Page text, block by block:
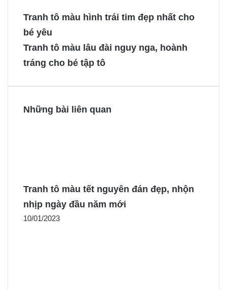
o
o
k
r
e
s
n
g
e
s
g
e
Tranh tô màu hình trái tim đẹp nhất cho
bé yêu
Tranh tô màu lâu đài nguy nga, hoành
tráng cho bé tập tô
Những bài liên quan
Tranh tô màu tết nguyên đán đẹp, nhộn
nhịp ngày đầu năm mới
10/01/2023